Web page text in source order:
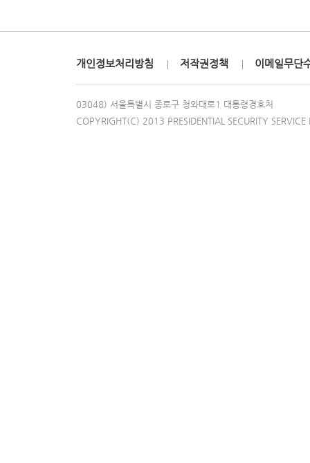
개인정보처리방침 저작권정책 이메일무단
03048) 서울특별시 종로구 청와대로1 대통령경호처
COPYRIGHT(C) 2013 PRESIDENTIAL SECURITY